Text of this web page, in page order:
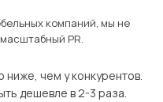
компаний, мы не
PR.
ниже, чем у конкурентов.
дешевле в 2-3 раза.